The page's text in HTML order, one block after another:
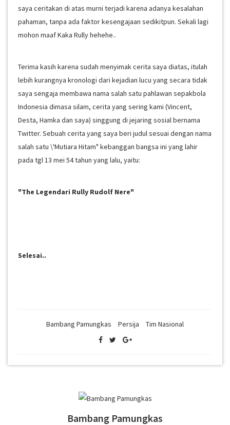
saya ceritakan di atas murni terjadi karena adanya kesalahan
pahaman, tanpa ada faktor kesengajaan sedikitpun. Sekali lagi
mohon maaf Kaka Rully hehehe..
Terima kasih karena sudah menyimak cerita saya diatas, itulah
lebih kurangnya kronologi dari kejadian lucu yang secara tidak
saya sengaja membawa nama salah satu pahlawan sepakbola
Indonesia dimasa silam, cerita yang sering kami (Vincent,
Desta, Hamka dan saya) singgung di jejaring sosial bernama
Twitter. Sebuah cerita yang saya beri judul sesuai dengan nama
salah satu \'Mutiara Hitam" kebanggan bangsa ini yang lahir
pada tgl 13 mei 54 tahun yang lalu, yaitu:
"The Legendari Rully Rudolf Nere"
Selesai..
Bambang Pamungkas Persija Tim Nasional
Bambang Pamungkas